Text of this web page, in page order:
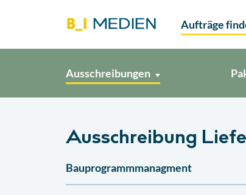
Aufträge
Ausschreibungen
Ausschreibung
Bauprogrammmanagment